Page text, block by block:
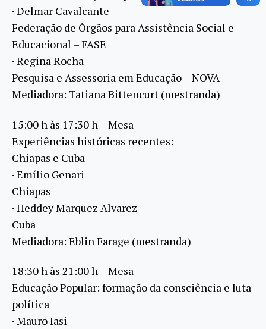
· Delmar Cavalcante
Federação de Órgãos para Assistência Social e
Educacional – FASE
· Regina Rocha
Pesquisa e Assessoria em Educação – NOVA
Mediadora: Tatiana Bittencurt (mestranda)
15:00 h às 17:30 h – Mesa
Experiências históricas recentes:
Chiapas e Cuba
· Emílio Genari
Chiapas
· Heddey Marquez Alvarez
Cuba
Mediadora: Eblin Farage (mestranda)
18:30 h às 21:00 h – Mesa
Educação Popular: formação da consciência e luta
política
· Mauro Iasi